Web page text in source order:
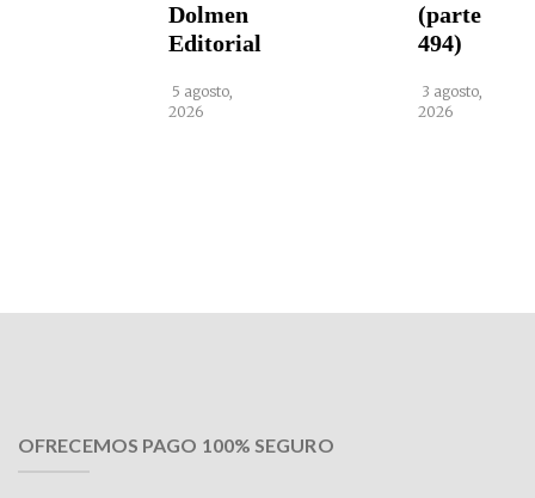
Dolmen
Editorial
5 agosto,
2026
(parte
494)
3 agosto,
2026
OFRECEMOS PAGO 100% SEGURO